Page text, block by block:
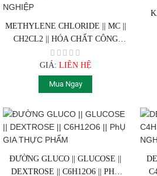
METHYLENE CHLORIDE || MC ||
CH2CL2 || HÓA CHẤT CÔNG
NGHIỆP
GIÁ: LIÊN HỆ
Mua Ngay
ĐƯỜNG GLUCO || GLUCOSE ||
DEXTROSE || C6H12O6 || PHỤ